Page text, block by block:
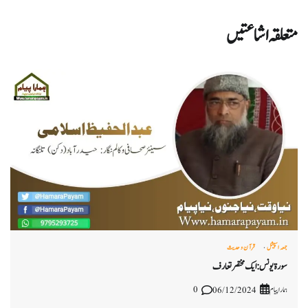
متعلقہ اشاعتیں
جمعہ اسپیشل قرآن و حدیث
سورۃ یونس: ایک مختصر تعارف
ہمارا پیام 06/12/2024
0